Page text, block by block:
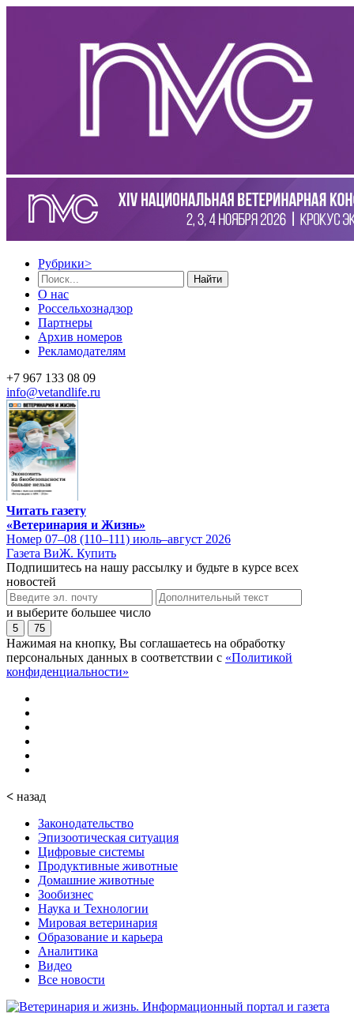
Рубрики>
Найти
О нас
Россельхознадзор
Партнеры
Архив номеров
Рекламодателям
+7 967 133 08 09
info@vetandlife.ru
Читать газету
«Ветеринария и Жизнь»
Номер 07–08 (110–111) июль–август 2026
Газета ВиЖ. Купить
Подпишитесь на нашу рассылку и будьте в курсе всех
новостей
и выберите большее число
5 75
Нажимая на кнопку, Вы соглашаетесь на обработку
персональных данных в соответствии с «Политикой
конфиденциальности»
< назад
Законодательство
Эпизоотическая ситуация
Цифровые системы
Продуктивные животные
Домашние животные
Зообизнес
Наука и Технологии
Мировая ветеринария
Образование и карьера
Аналитика
Видео
Все новости